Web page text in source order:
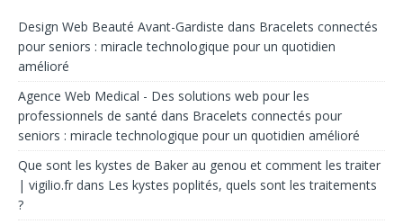
Design Web Beauté Avant-Gardiste dans Bracelets connectés
pour seniors : miracle technologique pour un quotidien
amélioré
Agence Web Medical - Des solutions web pour les
professionnels de santé dans Bracelets connectés pour
seniors : miracle technologique pour un quotidien amélioré
Que sont les kystes de Baker au genou et comment les traiter
| vigilio.fr dans Les kystes poplités, quels sont les traitements
?